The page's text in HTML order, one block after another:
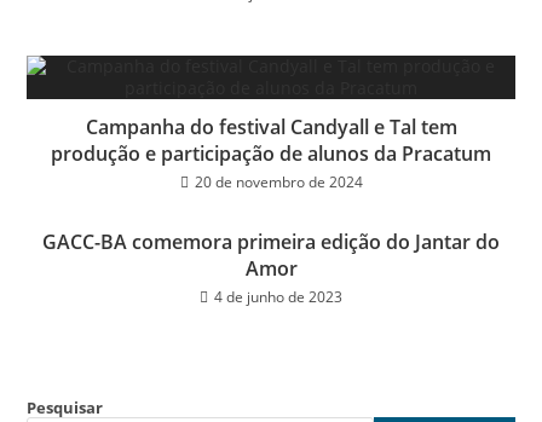
Campanha do festival Candyall e Tal tem
produção e participação de alunos da Pracatum
20 de novembro de 2024
GACC-BA comemora primeira edição do Jantar do
Amor
4 de junho de 2023
Pesquisar